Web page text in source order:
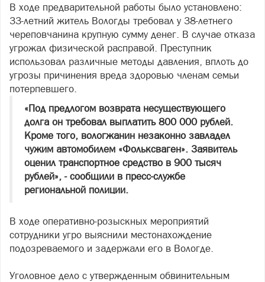
В ходе предварительной работы было установлено:
33-летний житель Вологды требовал у 38-летнего
череповчанина крупную сумму денег. В случае отказа
угрожал физической расправой. Преступник
использовал различные методы давления, вплоть до
угрозы причинения вреда здоровью членам семьи
потерпевшего.
«Под предлогом возврата несуществующего
долга он требовал выплатить 800 000 рублей.
Кроме того, вологжанин незаконно завладел
чужим автомобилем «Фольксваген». Заявитель
оценил транспортное средство в 900 тысяч
рублей», - сообщили в пресс-службе
региональной полиции.
В ходе оперативно-розыскных мероприятий
сотрудники угро выяснили местонахождение
подозреваемого и задержали его в Вологде.
Уголовное дело с утвержденным обвинительным